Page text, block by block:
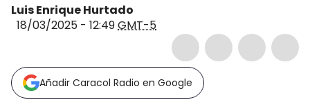
Luis Enrique Hurtado
18/03/2025 - 12:49GMT-5
Añadir Caracol Radio en Google